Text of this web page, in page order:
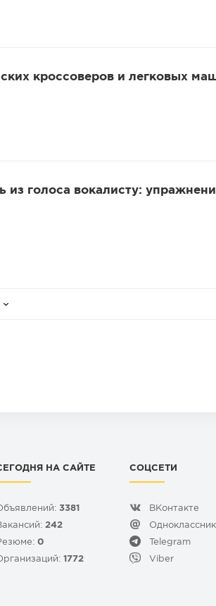
кроссоверов и легковых
из голоса вокалисту:
НА САЙТЕ
3381
242
0
1772
СОЦСЕТИ
ВКонтакте
Telegram
Viber